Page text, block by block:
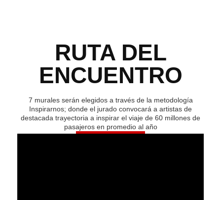
RUTA DEL
ENCUENTRO
7 murales serán elegidos a través de la metodología
Inspirarnos; donde el jurado convocará a artistas de
destacada trayectoria a inspirar el viaje de 60 millones de
pasajeros en promedio al año